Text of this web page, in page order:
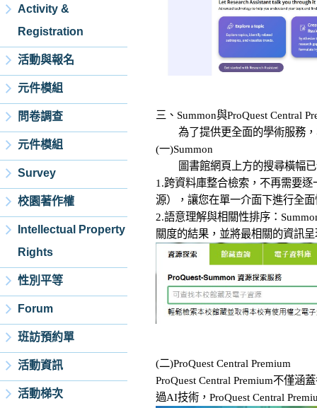
Activity &
Registration
活動與報名
元件模組
問卷調查
元件模組
Survey
校園著作權
Intellectual Property
Rights
性別平等
Forum
班訪預約單
活動資訊
活動梯次
三、Summon與ProQuest Central
為了提供更全面的學術服務，
(一)Summon
圖書館網頁上方的搜尋橫幅已
1.跨資料庫整合檢索，不再需要
源），讓您在單一介面下進行全
2.語意理解與相關性排序：
關度的結果，並將最相關的資訊
(二)ProQuest Central Premium
ProQuest Central Premium不僅
過AI技術，ProQuest Central